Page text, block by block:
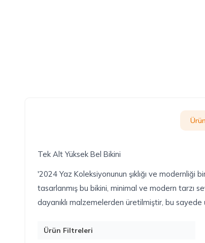
Tek Alt Yüksek Bel Bikini
'2024 Yaz Koleksiyonunun şıklığı ve
tasarlanmış bu bikini, minimal ve modern tarzı
dayanıklı malzemelerden üretilmiştir, bu
Ürün Filtreleri